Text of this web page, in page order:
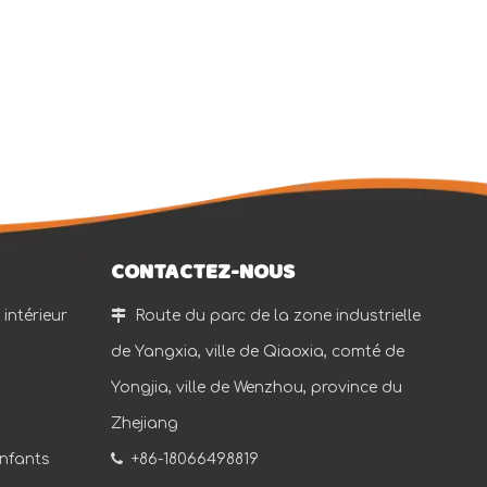
intérieur
CONTACTEZ-NOUS
 Route du parc de la zone industrielle
de Yangxia, ville de Qiaoxia, comté de
Yongjia, ville de Wenzhou, province du
Zhejiang
 +86-18066498819